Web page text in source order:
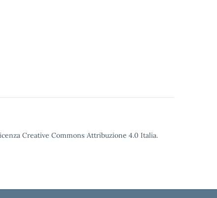
Creative Commons Attribuzione 4.0 Italia.